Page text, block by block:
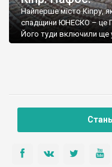
Найперше місто Кіпру,
спадщини ЮНЕСКО – це
Його туди включили ще